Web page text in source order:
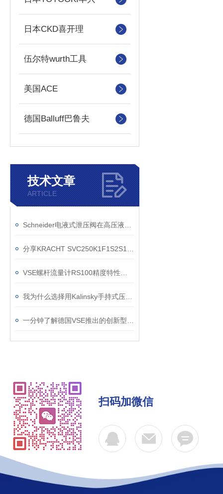
日本CKD喜开理
伍尔特wurth工具
美国ACE
德国Balluff巴鲁夫
技术文章
ARTICLE
扫码加微信